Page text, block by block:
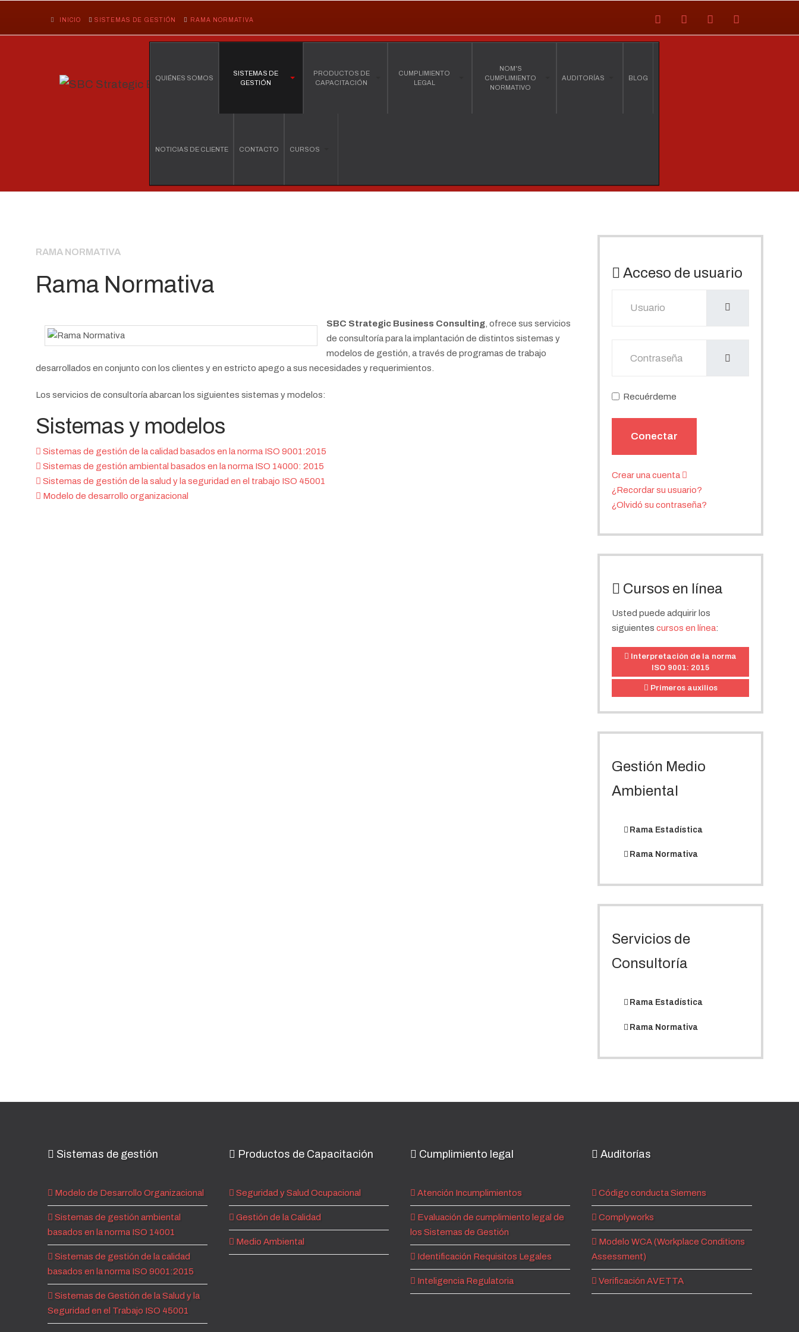
INICIO SISTEMAS DE GESTIÓN RAMA NORMATIVA
QUIÉNES SOMOS
SISTEMAS DE
GESTIÓN
PRODUCTOS DE
CAPACITACIÓN
CUMPLIMIENTO
LEGAL
NOM'S
CUMPLIMIENTO
NORMATIVO
AUDITORÍAS BLOG
NOTICIAS DE CLIENTE CONTACTO CURSOS
RAMA NORMATIVA
Rama Normativa
SBC Strategic Business Consulting , ofrece sus servicios
de consultoría para la implantación de distintos sistemas y
modelos de gestión, a través de programas de trabajo
desarrollados en conjunto con los clientes y en estricto apego a sus necesidades y requerimientos.
Los servicios de consultoría abarcan los siguientes sistemas y modelos:
Sistemas y modelos
Sistemas de gestión de la calidad basados en la norma ISO 9001:2015
Sistemas de gestión ambiental basados en la norma ISO 14000: 2015
Sistemas de gestión de la salud y la seguridad en el trabajo ISO 45001
Modelo de desarrollo organizacional
Acceso de usuario
Recuérdeme
Conectar
Crear una cuenta
¿Recordar su usuario?
¿Olvidó su contraseña?
Cursos en línea
Usted puede adquirir los
siguientes cursos en línea:
Interpretación de la norma
ISO 9001: 2015
Primeros auxilios
Gestión Medio
Ambiental
Rama Estadística
Rama Normativa
Servicios de
Consultoría
Rama Estadística
Rama Normativa
Sistemas de gestión
Modelo de Desarrollo Organizacional
Sistemas de gestión ambiental
basados en la norma ISO 14001
Sistemas de gestión de la calidad
basados en la norma ISO 9001:2015
Sistemas de Gestión de la Salud y la
Seguridad en el Trabajo ISO 45001
Productos de Capacitación
Seguridad y Salud Ocupacional
Gestión de la Calidad
Medio Ambiental
Cumplimiento legal
Atención Incumplimientos
Evaluación de cumplimiento legal de
los Sistemas de Gestión
Identificación Requisitos Legales
Inteligencia Regulatoria
Auditorías
Código conducta Siemens
Complyworks
Modelo WCA (Workplace Conditions
Assessment)
Verificación AVETTA